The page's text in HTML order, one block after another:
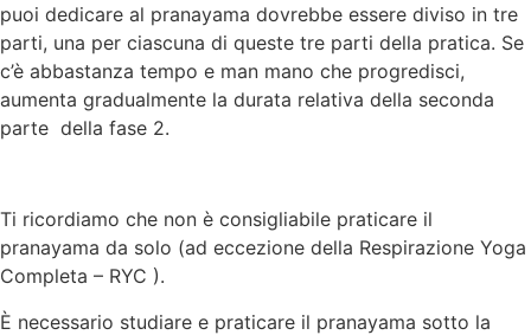
puoi dedicare al pranayama dovrebbe essere diviso in tre
parti, una per ciascuna di queste tre parti della pratica. Se
c’è abbastanza tempo e man mano che progredisci,
aumenta gradualmente la durata relativa della seconda
parte della fase 2.
Ti ricordiamo che non è consigliabile praticare il
pranayama da solo (ad eccezione della Respirazione Yoga
Completa – RYC ).
È necessario studiare e praticare il pranayama sotto la